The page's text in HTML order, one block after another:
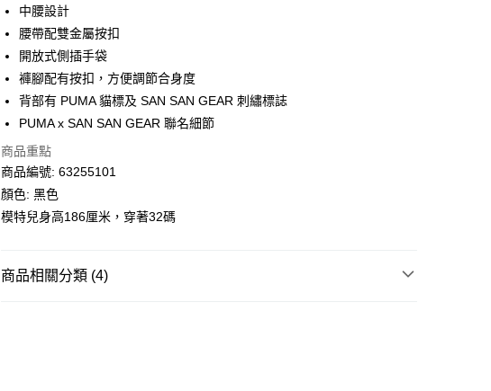
單筆訂單淨值滿$399可享免運費優惠
每筆HK$30.00，滿HK$399.00或以上免運費
滿$599可享澳門免運費優惠
中腰設計
腰帶配雙金屬按扣
開放式側插手袋
褲腳配有按扣，方便調節合身度
背部有 PUMA 貓標及 SAN SAN GEAR 刺繡標誌
PUMA x SAN SAN GEAR 聯名細節
商品重點
商品編號: 63255101
顏色: 黑色
模特兒身高186厘米，穿著32碼
商品相關分類 (4)